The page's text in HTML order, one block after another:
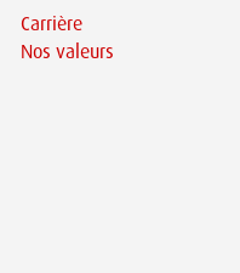
Carrière
Nos valeurs